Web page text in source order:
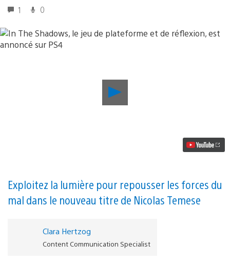
1 0
vidéo
et
de
réflexion,
Exploitez la lumière pour repousser les forces du
mal dans le nouveau titre de Nicolas Temese
Clara Hertzog
Content Communication Specialist